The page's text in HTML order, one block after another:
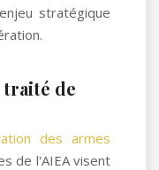
stratégique
de
des armes
de l'AIEA visent